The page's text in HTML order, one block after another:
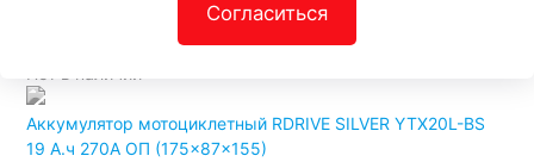
ОП (GEL) R+ (166x127x175)
Аккумулятор мотоциклетный RDRIVE SILVER YTX20L-BS
19 А.ч 270А ОП (175x87x155)
Согласиться